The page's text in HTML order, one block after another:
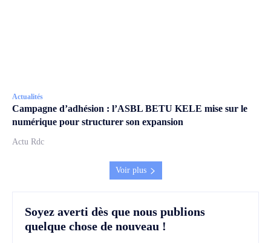
Actualités
Campagne d’adhésion : l’ASBL BETU KELE mise sur le
numérique pour structurer son expansion
Actu Rdc
Voir plus
Soyez averti dès que nous publions
quelque chose de nouveau !